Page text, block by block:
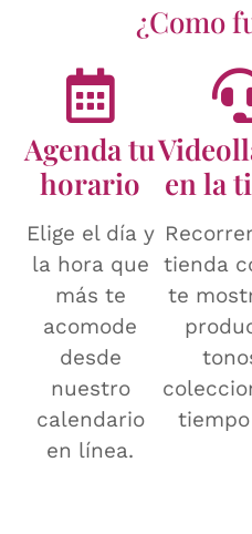
¿Como
Agenda tu
horario
Elige el día y
la hora que
más te
acomode
desde
nuestro
calendario
en línea.
en la
tienda
te